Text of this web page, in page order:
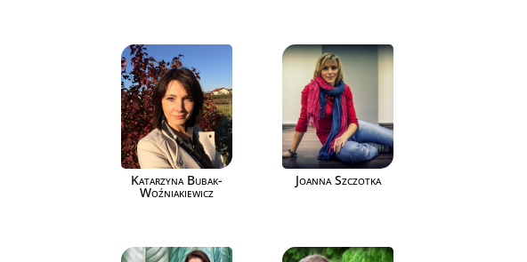
Katarzyna Bubak-
Woźniakiewicz
Joanna Szczotka